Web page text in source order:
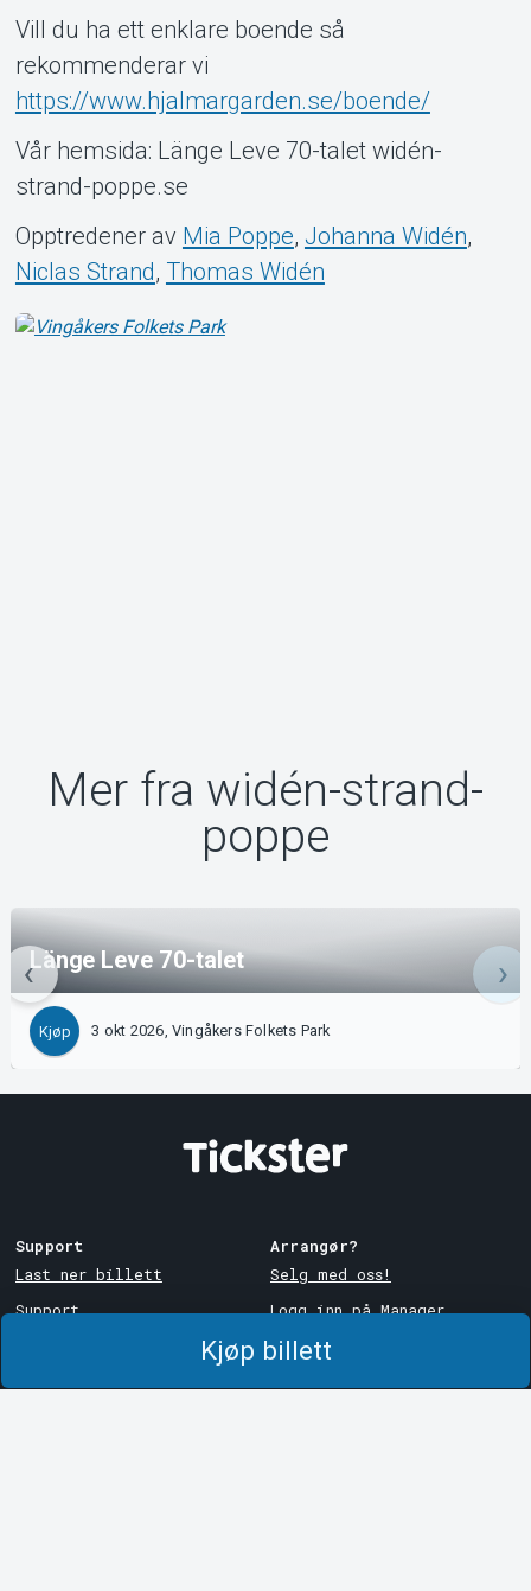
Kjøp billett
Vill du ha ett enklare boende så
rekommenderar vi
https://www.hjalmargarden.se/boende/
Vår hemsida: Länge Leve 70-talet widén-
strand-poppe.se
Opptredener av Mia Poppe, Johanna Widén,
Niclas Strand, Thomas Widén
Mer fra widén-strand-
poppe
Länge Leve 70-talet
Kjøp 3 okt 2026, Vingåkers Folkets Park
Support
Last ner billett
Support
Arrangør?
Selg med oss!
Logg inn på Manager
System Support